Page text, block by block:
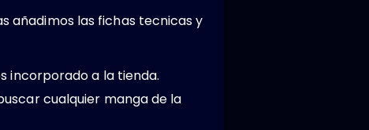
añadimos las fichas tecnicas y
incorporado a la tienda.
cualquier manga de la